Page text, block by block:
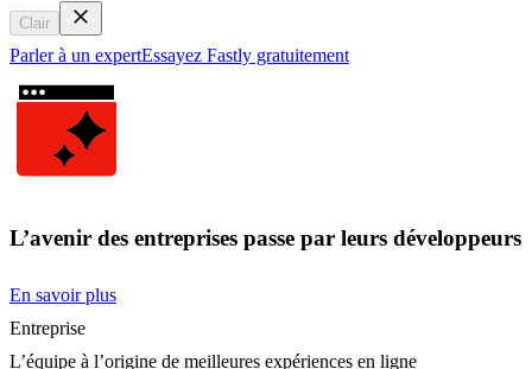
Clair
Parler à un expertEssayez Fastly gratuitement
L’avenir des entreprises passe par leurs développeurs
En savoir plus
Entreprise
L’équipe à l’origine de meilleures expériences en ligne